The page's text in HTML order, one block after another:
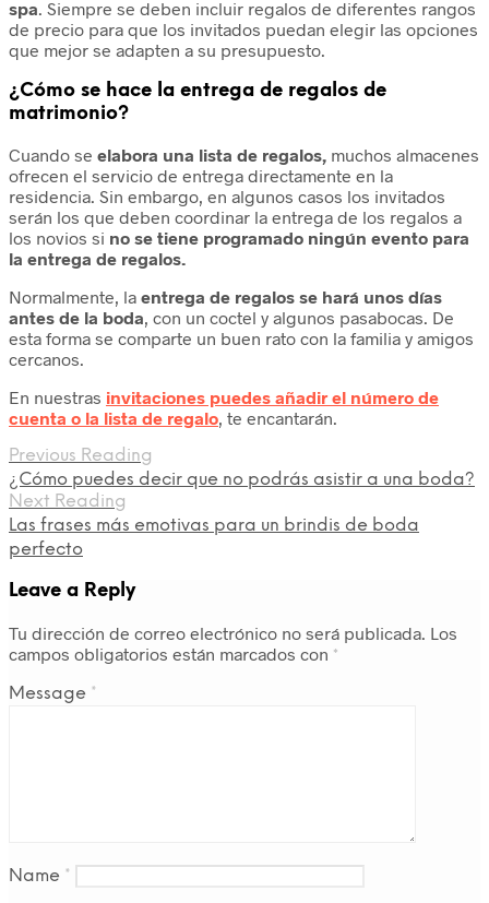
spa. Siempre se deben incluir regalos de diferentes rangos
de precio para que los invitados puedan elegir las opciones
que mejor se adapten a su presupuesto.
¿Cómo se hace la entrega de regalos de
matrimonio?
Cuando se elabora una lista de regalos, muchos almacenes
ofrecen el servicio de entrega directamente en la
residencia. Sin embargo, en algunos casos los invitados
serán los que deben coordinar la entrega de los regalos a
los novios si no se tiene programado ningún evento para
la entrega de regalos.
Normalmente, la entrega de regalos se hará unos días
antes de la boda, con un coctel y algunos pasabocas. De
esta forma se comparte un buen rato con la familia y amigos
cercanos.
En nuestras invitaciones puedes añadir el número de
cuenta o la lista de regalo, te encantarán.
Previous Reading
¿Cómo puedes decir que no podrás asistir a una boda?
Next Reading
Las frases más emotivas para un brindis de boda
perfecto
Leave a Reply
Tu dirección de correo electrónico no será publicada. Los
campos obligatorios están marcados con *
Message *
Name *